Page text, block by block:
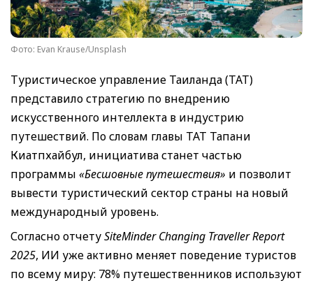
Фото: Evan Krause/Unsplash
Туристическое управление Таиланда (TAT)
представило стратегию по внедрению
искусственного интеллекта в индустрию
путешествий. По словам главы TAT Тапани
Киатпхайбул, инициатива станет частью
программы «Бесшовные путешествия» и позволит
вывести туристический сектор страны на новый
международный уровень.
Согласно отчетуSiteMinder Changing Traveller Report
2025, ИИ уже активно меняет поведение туристов
по всему миру: 78% путешественников используют